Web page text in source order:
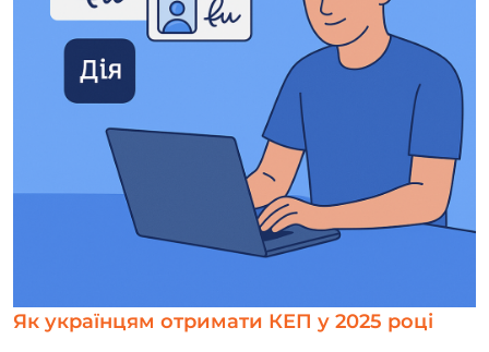
Як українцям отримати КЕП у 2025 році